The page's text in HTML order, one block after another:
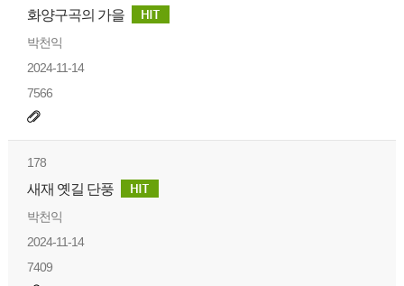
화양구곡의 가을
박천익
2024-11-14
7566
178
새재 옛길 단풍
박천익
2024-11-14
7409